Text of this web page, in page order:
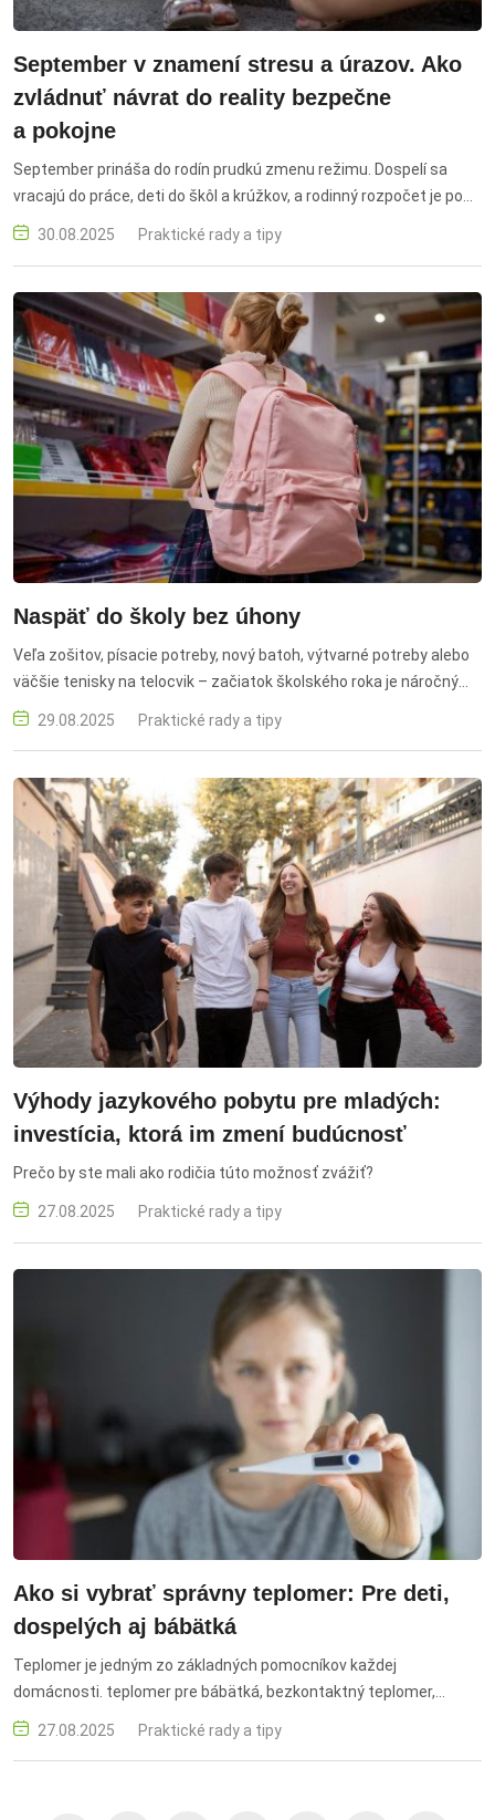
September v znamení stresu a úrazov. Ako
zvládnuť návrat do reality bezpečne
a pokojne
September prináša do rodín prudkú zmenu režimu. Dospelí sa
vracajú do práce, deti do škôl a krúžkov, a rodinný rozpočet je po
dovolenkách a nákupoch školských potrieb poriadne napnutý.
Zatiaľ čo deti sršia energiou, rodičia hľadajú spôsob, ako zvládnuť
často objavuje tzv. post-holiday blues – únava a ťažší návrat do
rutiny.
30.08.2025 Praktické rady a tipy
Naspäť do školy bez úhony
Veľa zošitov, písacie potreby, nový batoh, výtvarné potreby alebo
väčšie tenisky na telocvik – začiatok školského roka je náročný
nielen pre deti, ale aj pre rodičov. Rodinný rozpočet dostáva
poriadne zabrať a snaha ušetriť je preto úplne prirodzená. Lenže
nákupoch nepopáliť? dTest
29.08.2025 Praktické rady a tipy
Výhody jazykového pobytu pre mladých:
investícia, ktorá im zmení budúcnosť
Prečo by ste mali ako rodičia túto možnosť zvážiť?
27.08.2025 Praktické rady a tipy
Ako si vybrať správny teplomer: Pre deti,
dospelých aj bábätká
Teplomer je jedným zo základných pomocníkov každej
domácnosti. teplomer pre bábätká, bezkontaktný teplomer,
digitálny teplomer, ako merať teplotu dieťaťa, meranie horúčky,
detský teplomer, ušný teplomer, čelový teplomer, zdravotná
27.08.2025 Praktické rady a tipy